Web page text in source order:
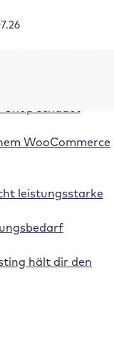
schadet
WooCommerce
leistungsstarke
hält dir den